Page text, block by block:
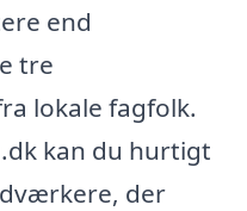
end
tre
lokale fagfolk.
kan du hurtigt
der